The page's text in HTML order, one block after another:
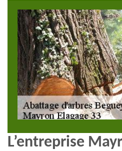
L’entreprise